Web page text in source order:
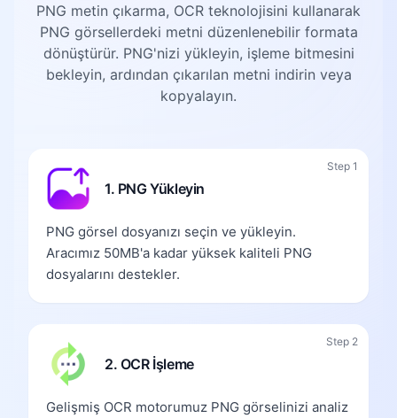
PNG metin çıkarma, OCR teknolojisini kullanarak
PNG görsellerdeki metni düzenlenebilir formata
dönüştürür. PNG'nizi yükleyin, işleme bitmesini
bekleyin, ardından çıkarılan metni indirin veya
kopyalayın.
1. PNG Yükleyin
PNG görsel dosyanızı seçin ve yükleyin.
Aracımız 50MB'a kadar yüksek kaliteli PNG
dosyalarını destekler.
Step 1
2. OCR İşleme
Gelişmiş OCR motorumuz PNG görselinizi analiz
Step 2